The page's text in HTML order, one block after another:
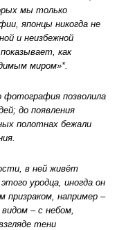
мы только
японцы никогда не
и неизбежной
как
миром»*.
фотография позволила
до появления
полотнах бежали
в ней живёт
уродца, иногда он
призраком, например –
– с небом,
тени